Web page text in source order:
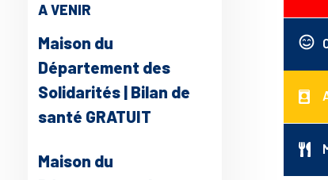
A VENIR
Maison du
Département des
Solidarités | Bilan de
santé GRATUIT
Maison du